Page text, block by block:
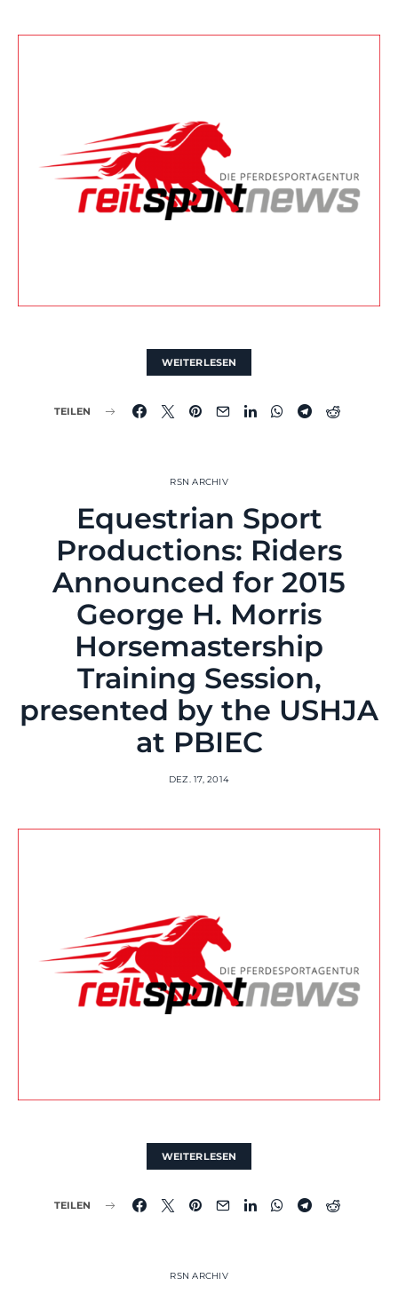
WEITERLESEN
TEILEN
RSN ARCHIV
Equestrian Sport
Productions: Riders
Announced for 2015
George H. Morris
Horsemastership
Training Session,
presented by the USHJA
at PBIEC
DEZ. 17, 2014
WEITERLESEN
TEILEN
RSN ARCHIV